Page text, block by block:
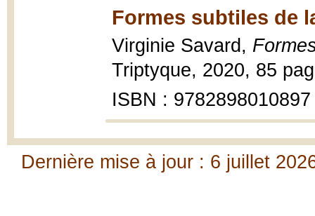
Formes subtiles de
Virginie Savard,
Triptyque, 2020, 85
ISBN : 9782898010897
Dernière mise à jour : 6 juillet